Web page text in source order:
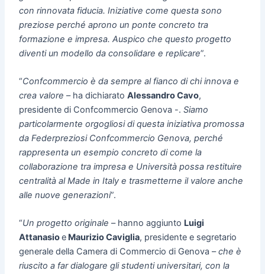
con rinnovata fiducia. Iniziative come questa sono
preziose perché aprono un ponte concreto tra
formazione e impresa. Auspico che questo progetto
diventi un modello da consolidare e replicare”.
“Confcommercio è da sempre al fianco di chi innova e
crea valore – ha dichiaratoAlessandro Cavo,
presidente di Confcommercio Genova -.Siamo
particolarmente orgogliosi di questa iniziativa promossa
da Federpreziosi Confcommercio Genova, perché
rappresenta un esempio concreto di come la
collaborazione tra impresa e Università possa restituire
centralità al Made in Italy e trasmetterne il valore anche
alle nuove generazioni”.
“Un progetto originale – hanno aggiunto Luigi
Attanasioe Maurizio Caviglia, presidente e segretario
generale della Camera di Commercio di Genova –che è
riuscito a far dialogare gli studenti universitari, con la